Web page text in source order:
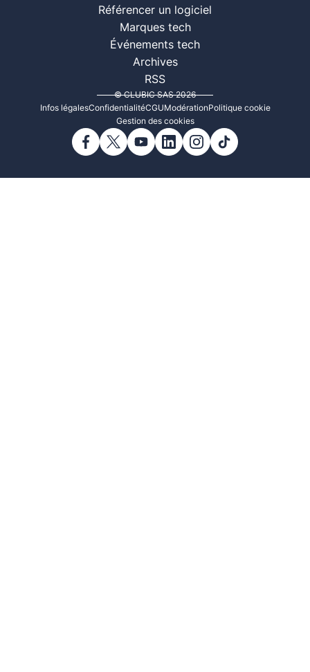
Référencer un logiciel
Marques tech
Événements tech
Archives
RSS
© CLUBIC SAS 2026
Infos légalesConfidentialitéCGUModérationPolitique cookie
Gestion des cookies